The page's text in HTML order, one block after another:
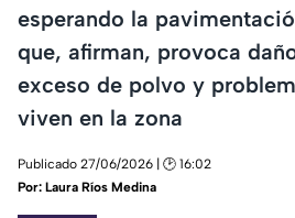
esperando la
que, afirman, provoca
exceso de polvo y
viven en la zona
Publicado 27/06/2026 | 🕑 16:02
Por: Laura Ríos Medina